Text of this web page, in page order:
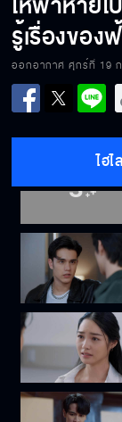
รู้เรื่องของ
ออกอากาศ ศุกร์ที่ 19
ไฮไ